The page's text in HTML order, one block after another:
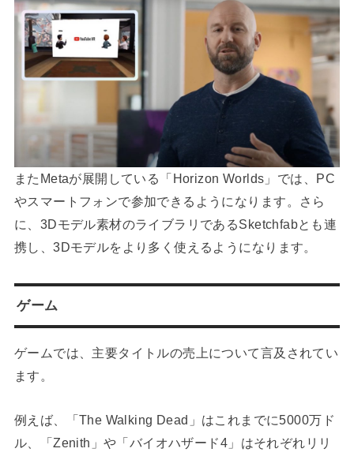
またMetaが展開している「Horizon Worlds」では、PC
やスマートフォンで参加できるようになります。さら
に、3Dモデル素材のライブラリであるSketchfabとも連
携し、3Dモデルをより多く使えるようになります。
ゲーム
ゲームでは、主要タイトルの売上について言及されてい
ます。
例えば、「The Walking Dead」はこれまでに5000万ド
ル、「Zenith」や「バイオハザード4」はそれぞれリリ